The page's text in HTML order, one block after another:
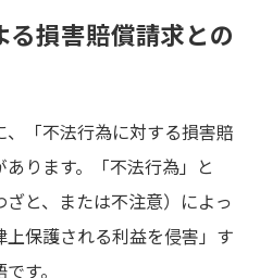
る損害賠償請求との
「不法行為に対する損害賠
ります。「不法行為」と
と、または不注意）によっ
保護される利益を侵害」す
す。